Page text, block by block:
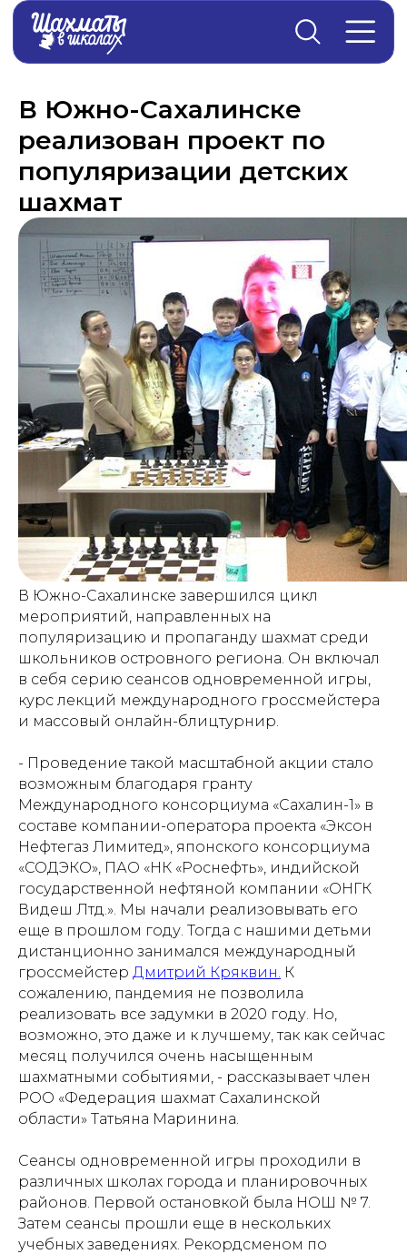
В Южно-Сахалинске
реализован проект по
популяризации детских
шахмат
В Южно-Сахалинске завершился цикл
мероприятий, направленных на
популяризацию и пропаганду шахмат среди
школьников островного региона. Он включал
в себя серию сеансов одновременной игры,
курс лекций международного гроссмейстера
и массовый онлайн-блицтурнир.
- Проведение такой масштабной акции стало
возможным благодаря гранту
Международного консорциума «Сахалин-1» в
составе компании-оператора проекта «Эксон
Нефтегаз Лимитед», японского консорциума
«СОДЭКО», ПАО «НК «Роснефть», индийской
государственной нефтяной компании «ОНГК
Видеш Лтд.». Мы начали реализовывать его
еще в прошлом году. Тогда с нашими детьми
дистанционно занимался международный
гроссмейстер Дмитрий Кряквин. К
сожалению, пандемия не позволила
реализовать все задумки в 2020 году. Но,
возможно, это даже и к лучшему, так как сейчас
месяц получился очень насыщенным
шахматными событиями, - рассказывает член
РОО «Федерация шахмат Сахалинской
области» Татьяна Маринина.
Сеансы одновременной игры проходили в
различных школах города и планировочных
районов. Первой остановкой была НОШ № 7.
Затем сеансы прошли еще в нескольких
учебных заведениях. Рекордсменом по